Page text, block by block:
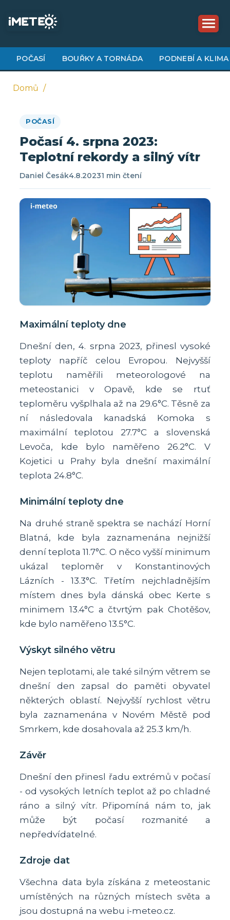
obsahu
POČASÍ BOUŘKY A TORNÁDA PODNEBÍ A KLIMA
navigace
Domů
POČASÍ
Počasí 4. srpna 2023:
Teplotní rekordy a silný vítr
Daniel Česák4.8.20231 min čtení
Maximální teploty dne
Dnešní den, 4. srpna 2023, přinesl vysoké
teploty napříč celou Evropou. Nejvyšší
teplotu naměřili meteorologové na
meteostanici v Opavě, kde se rtuť
teploměru vyšplhala až na 29.6°C. Těsně za
ní následovala kanadská Komoka s
maximální teplotou 27.7°C a slovenská
Levoča, kde bylo naměřeno 26.2°C. V
Kojetici u Prahy byla dnešní maximální
teplota 24.8°C.
Minimální teploty dne
Na druhé straně spektra se nachází Horní
Blatná, kde byla zaznamenána nejnižší
denní teplota 11.7°C. O něco vyšší minimum
ukázal teploměr v Konstantinových
Lázních - 13.3°C. Třetím nejchladnějším
místem dnes byla dánská obec Kerte s
minimem 13.4°C a čtvrtým pak Chotěšov,
kde bylo naměřeno 13.5°C.
Výskyt silného větru
Nejen teplotami, ale také silným větrem se
dnešní den zapsal do paměti obyvatel
některých oblastí. Nejvyšší rychlost větru
byla zaznamenána v Novém Městě pod
Smrkem, kde dosahovala až 25.3 km/h.
Závěr
Dnešní den přinesl řadu extrémů v počasí
- od vysokých letních teplot až po chladné
ráno a silný vítr. Připomíná nám to, jak
může být počasí rozmanité a
nepředvídatelné.
Zdroje dat
Všechna data byla získána z meteostanic
umístěných na různých místech světa a
jsou dostupná na webu i-meteo.cz.